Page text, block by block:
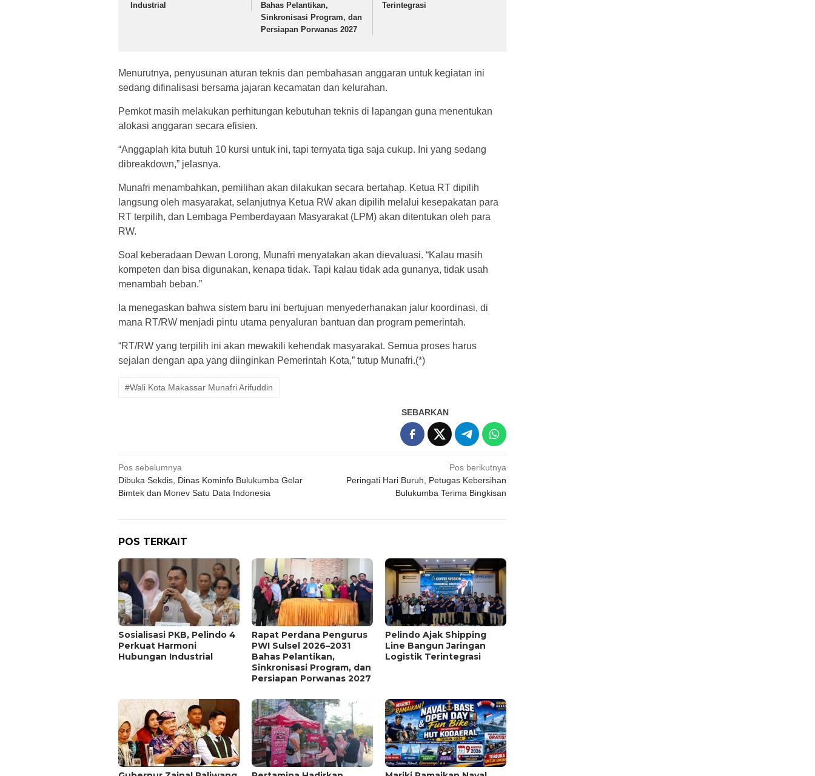
Industrial
Bahas Pelantikan,
Sinkronisasi Program, dan
Persiapan Porwanas 2027
Terintegrasi
Menurutnya, penyusunan aturan teknis dan pembahasan anggaran untuk kegiatan ini
sedang difinalisasi bersama jajaran kecamatan dan kelurahan.
Pemkot masih melakukan perhitungan kebutuhan teknis di lapangan guna menentukan
alokasi anggaran secara efisien.
“Anggaplah kita butuh 10 kursi untuk ini, tapi ternyata tiga saja cukup. Ini yang sedang
dibreakdown,” jelasnya.
Munafri menambahkan, pemilihan akan dilakukan secara bertahap. Ketua RT dipilih
langsung oleh masyarakat, selanjutnya Ketua RW akan dipilih melalui kesepakatan para
RT terpilih, dan Lembaga Pemberdayaan Masyarakat (LPM) akan ditentukan oleh para
RW.
Soal keberadaan Dewan Lorong, Munafri menyatakan akan dievaluasi. “Kalau masih
kompeten dan bisa digunakan, kenapa tidak. Tapi kalau tidak ada gunanya, tidak usah
menambah beban.”
Ia menegaskan bahwa sistem baru ini bertujuan menyederhanakan jalur koordinasi, di
mana RT/RW menjadi pintu utama penyaluran bantuan dan program pemerintah.
“RT/RW yang terpilih ini akan mewakili kehendak masyarakat. Semua proses harus
sejalan dengan apa yang diinginkan Pemerintah Kota,” tutup Munafri.(*)
#Wali Kota Makassar Munafri Arifuddin
SEBARKAN
Navigasi
pos
Pos sebelumnya
Dibuka Sekdis, Dinas Kominfo Bulukumba Gelar
Bimtek dan Monev Satu Data Indonesia
Pos berikutnya
Peringati Hari Buruh, Petugas Kebersihan
Bulukumba Terima Bingkisan
POS TERKAIT
Sosialisasi PKB, Pelindo 4
Perkuat Harmoni
Hubungan Industrial
Rapat Perdana Pengurus
PWI Sulsel 2026–2031
Bahas Pelantikan,
Sinkronisasi Program, dan
Persiapan Porwanas 2027
Pelindo Ajak Shipping
Line Bangun Jaringan
Logistik Terintegrasi